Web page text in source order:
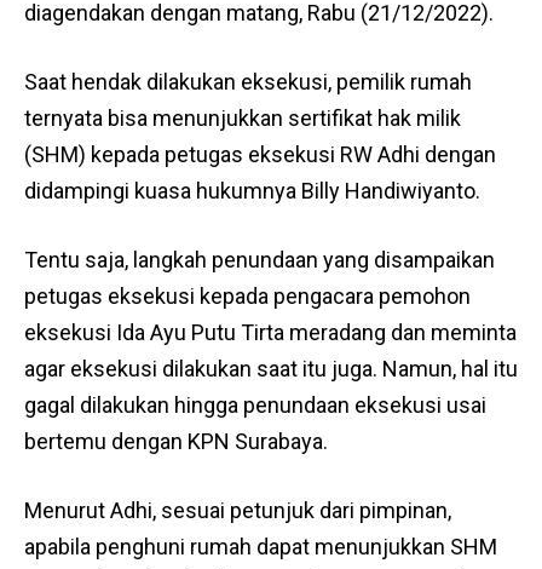
diagendakan dengan matang, Rabu (21/12/2022).
Saat hendak dilakukan eksekusi, pemilik rumah
ternyata bisa menunjukkan sertifikat hak milik
(SHM) kepada petugas eksekusi RW Adhi dengan
didampingi kuasa hukumnya Billy Handiwiyanto.
Tentu saja, langkah penundaan yang disampaikan
petugas eksekusi kepada pengacara pemohon
eksekusi Ida Ayu Putu Tirta meradang dan meminta
agar eksekusi dilakukan saat itu juga. Namun, hal itu
gagal dilakukan hingga penundaan eksekusi usai
bertemu dengan KPN Surabaya.
Menurut Adhi, sesuai petunjuk dari pimpinan,
apabila penghuni rumah dapat menunjukkan SHM